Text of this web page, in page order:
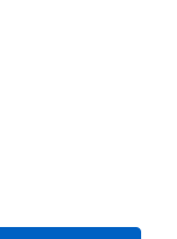
est bercée par
les visiteurs